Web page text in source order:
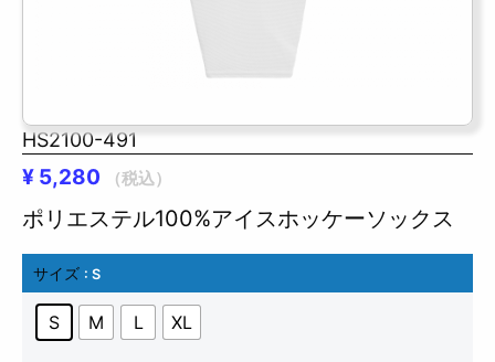
HS2100-491
¥ 5,280 （税込）
ポリエステル100%アイスホッケーソックス
サイズ : S
S M L XL